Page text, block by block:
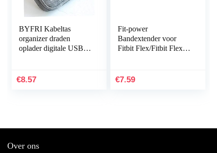
BYFRI Kabeltas
organizer draden
oplader digitale USB
hoofdtelefoondoos
€8.57
Fit-power
Bandextender voor
Fitbit Flex/Fitbit Flex
voor grotere polsen
€7.59
Over ons